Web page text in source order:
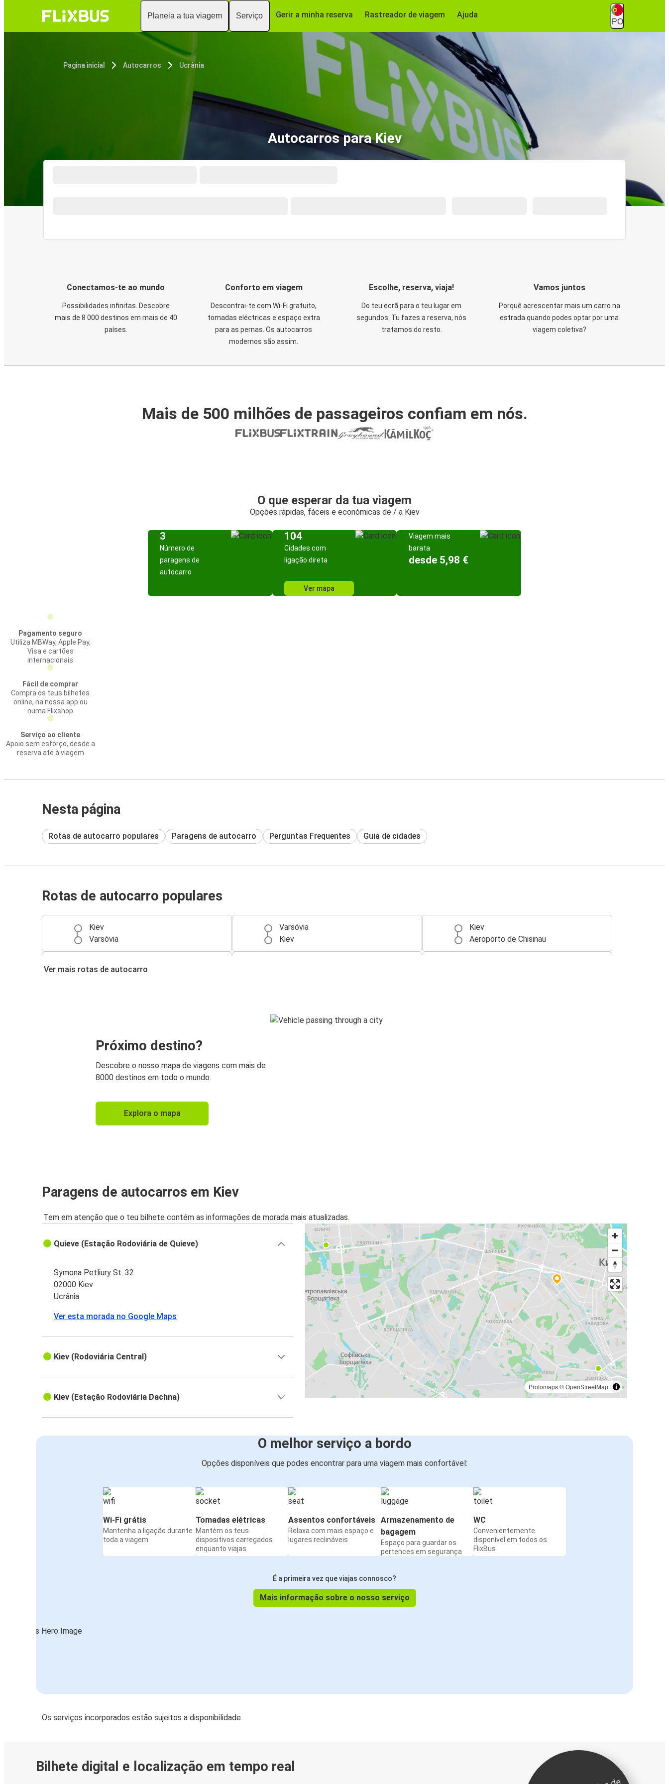
Planeia a tua viagem Serviço Gerir a minha reserva Rastreador de viagem Ajuda
PO
Pagina inicial Autocarros Ucrânia
Autocarros para Kiev
Conectamos-te ao mundo
Possibilidades infinitas. Descobre
mais de 8 000 destinos em mais de 40
países.
Conforto em viagem
Descontrai-te com Wi-Fi gratuito,
tomadas eléctricas e espaço extra
para as pernas. Os autocarros
modernos são assim.
Escolhe, reserva, viaja!
Do teu ecrã para o teu lugar em
segundos. Tu fazes a reserva, nós
tratamos do resto.
Vamos juntos
Porquê acrescentar mais um carro na
estrada quando podes optar por uma
viagem coletiva?
Mais de 500 milhões de passageiros confiam em nós.
O que esperar da tua viagem
Opções rápidas, fáceis e económicas de / a Kiev
3
Número de
paragens de
autocarro
104
Cidades com
ligação direta
Ver mapa
Viagem mais
barata
desde 5,98 €
Pagamento seguro
Utiliza MBWay, Apple Pay,
Visa e cartões
internacionais
Fácil de comprar
Compra os teus bilhetes
online, na nossa app ou
numa Flixshop
Serviço ao cliente
Apoio sem esforço, desde a
reserva até à viagem
Nesta página
Rotas de autocarro populares Paragens de autocarro Perguntas Frequentes Guia de cidades
Rotas de autocarro populares
Kiev
Varsóvia
Varsóvia
Kiev
Kiev
Aeroporto de Chisinau
Aeroporto de Chisinau
Aeroporto de Modlin
Kiev
Kiev
Aeroporto de Budapeste (BUD)
Ver mais rotas de autocarro
Próximo destino?
Descobre o nosso mapa de viagens com mais de
8000 destinos em todo o mundo.
Explora o mapa
Paragens de autocarros em Kiev
Tem em atenção que o teu bilhete contém as informações de morada mais atualizadas.
Protomaps©OpenStreetMap
Quieve (Estação Rodoviária de Quieve)
Symona Petliury St. 32
02000 Kiev
Ucrânia
Ver esta morada no Google Maps
Kiev (Rodoviária Central)
Kiev (Estação Rodoviária Dachna)
O melhor serviço a bordo
Opções disponíveis que podes encontrar para uma viagem mais confortável:
Wi-Fi grátis
Mantenha a ligação durante
toda a viagem
Tomadas elétricas
Mantém os teus
dispositivos carregados
enquanto viajas
Assentos confortáveis
Relaxa com mais espaço e
lugares reclináveis
Armazenamento de
bagagem
Espaço para guardar os
pertences em segurança
WC
Convenientemente
disponível em todos os
FlixBus
É a primeira vez que viajas connosco?
Mais informação sobre o nosso serviço
Os serviços incorporados estão sujeitos a disponibilidade
Bilhete digital e localização em tempo real